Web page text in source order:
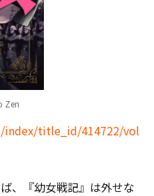
Zen
title_id/414722/vol
、『幼女戦記』は外せな